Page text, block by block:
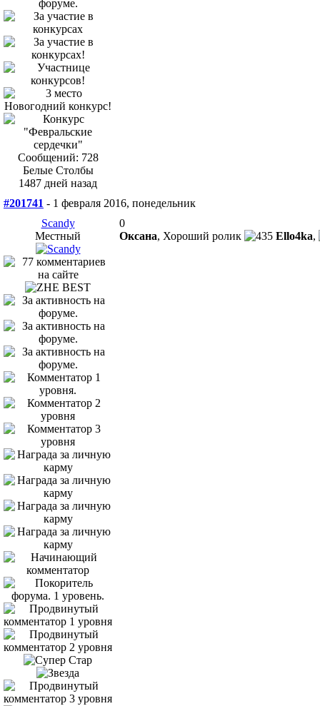
Сообщений: 728
Белые Столбы
1487 дней назад
#201741 - 1 февраля 2016, понедельник
Scandy
Местный
0
Оксана, Хороший ролик Ello4ka,